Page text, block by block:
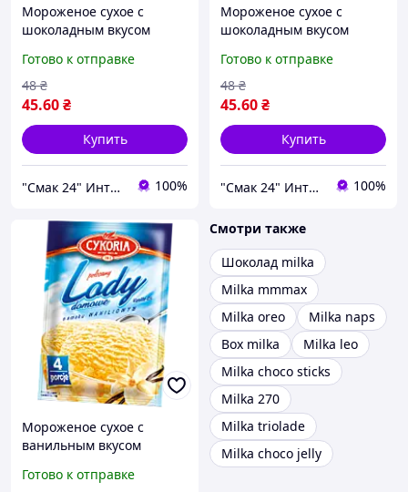
Мороженое сухое с
шоколадным вкусом
порции)
Готово к отправке
45.60₴
48 ₴
Купить
"Смак 24" Интернет-магазин 100%
Мороженое сухое с
шоколадным вкусом
порции)
Готово к отправке
45.60₴
48 ₴
Купить
"Смак 24" Интернет-магазин 100%
Мороженое сухое с
ванильным вкусом
порции)
Готово к отправке
Смотри также
Шоколад milka
Milka mmmax
Milka oreo
Milka naps
Box milka
Milka leo
Milka choco sticks
Milka 270
Milka triolade
Milka choco jelly